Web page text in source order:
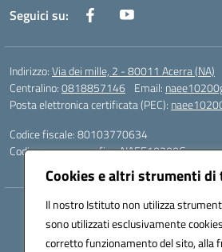
Cookies e altri strumenti di
Il nostro Istituto non utilizza
sono utilizzati esclusivamente
corretto funzionamento del sito, alla
Seguici su:
Indirizzo:Via dei mille, 2 - 80011 Acerra (NA)
Centralino:0818857146 Email:
Posta elettronica certificata (PEC):
Codice fiscale: 80103770634
Codice meccanografico:NAEE10200G
Hosting & Powered by 3D
Concept & Design by